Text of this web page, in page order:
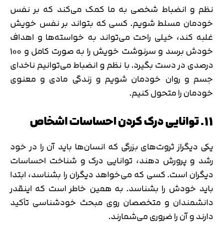
نظم و انضباط شخصی به ما کمک می‌کند که بر نفس
خودمان مسلط شویم. کسی که بتواند بر نفس خویش
غلبه کند، خیلی راحت می‌تواند به خواسته‌ها و اهداف
خودش برسد و سرنوشت خویش را به صورت کامل و 100
درصدی در دست بگیرد. با نظم و انضباط می‌توانیم ناخدای
جسم و روان خودمان شویم و زندگی مادی و معنوی
خودمان را متحول کنیم.
11. توانایی درک کردن احساسات اشخاص
یکی دیگراز ثروت‌های بزرگی که انسان‌ها باید آن را در خود
رشد و پرورش دهند، توانایی درک و شناخت احساسات
دیگران است. کسی که می‌خواهد دیگران را بشناسد، ابتدا
باید خودش را بشناسد. به همین خاطر است که اینقدر
دانشمندان و متخصصان روی مبحث خودشناسی تأکید
دارند و آن را ضروری می‌شمارند.